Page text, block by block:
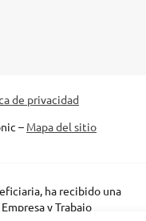
de privacidad
– Mapa del sitio
ha recibido una
y Trabajo